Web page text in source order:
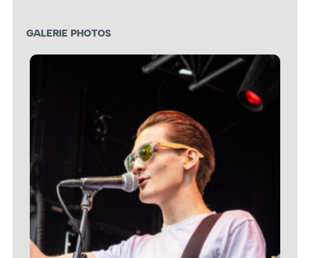
GALERIE PHOTOS